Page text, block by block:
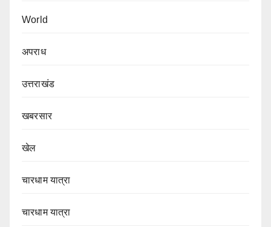
World
अपराध
उत्तराखंड
खबरसार
खेल
चारधाम यात्रा
चारधाम यात्रा